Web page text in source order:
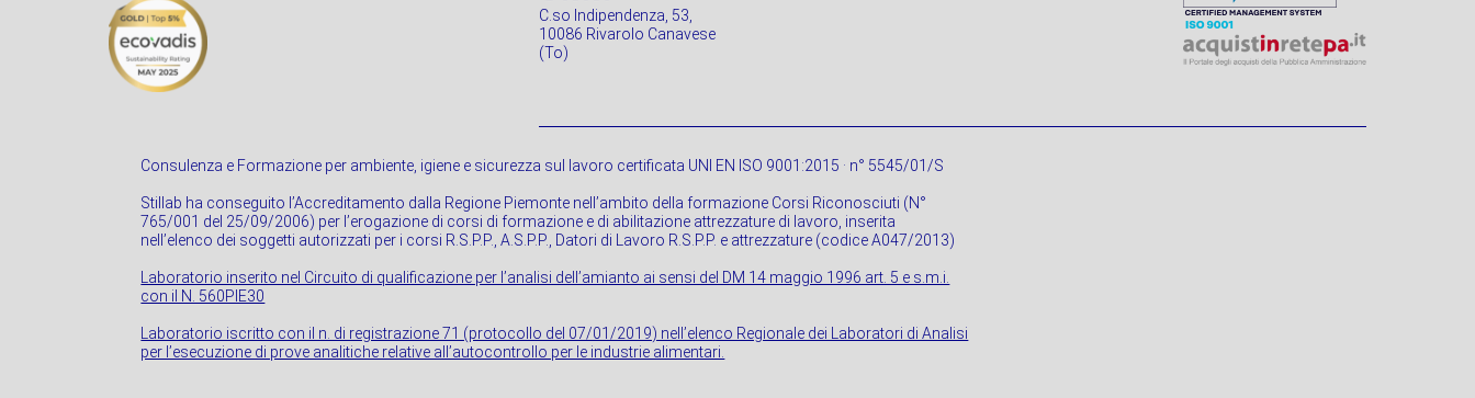
C.so Indipendenza, 53,
10086 Rivarolo Canavese
(To)
Consulenza e Formazione per ambiente, igiene e sicurezza sul lavoro certificata UNI EN ISO 9001:2015 · n° 5545/01/S
Stillab ha conseguito l’Accreditamento dalla Regione Piemonte nell’ambito della formazione Corsi Riconosciuti (N°
765/001 del 25/09/2006) per l’erogazione di corsi di formazione e di abilitazione attrezzature di lavoro, inserita
nell’elenco dei soggetti autorizzati per i corsi R.S.P.P., A.S.P.P., Datori di Lavoro R.S.P.P. e attrezzature (codice A047/2013)
Laboratorio inserito nel Circuito di qualificazione per l’analisi dell’amianto ai sensi del DM 14 maggio 1996 art. 5 e s.m.i.
con il N. 560PIE30
Laboratorio iscritto con il n. di registrazione 71 (protocollo del 07/01/2019) nell’elenco Regionale dei Laboratori di Analisi
per l’esecuzione di prove analitiche relative all’autocontrollo per le industrie alimentari.